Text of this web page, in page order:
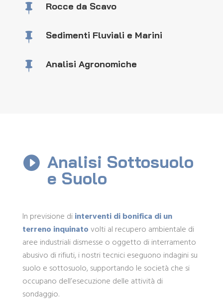
 Rocce da Scavo
 Sedimenti Fluviali e Marini
 Analisi Agronomiche
 Analisi Sottosuolo
e Suolo
In previsione diinterventi di bonifica di un
terreno inquinatovolti al recupero ambientale di
aree industriali dismesse o oggetto di interramento
abusivo di rifiuti, i nostri tecnici eseguono indagini su
suolo e sottosuolo, supportando le società che si
occupano dell’esecuzione delle attività di
sondaggio.